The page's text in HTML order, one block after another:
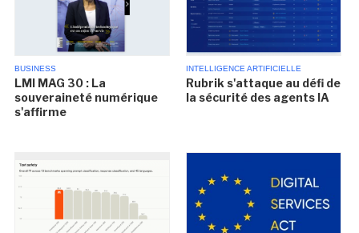
BUSINESS
LMI MAG 30 : La
souveraineté numérique
s'affirme
INTELLIGENCE ARTIFICIELLE
Rubrik s'attaque au défi de
la sécurité des agents IA